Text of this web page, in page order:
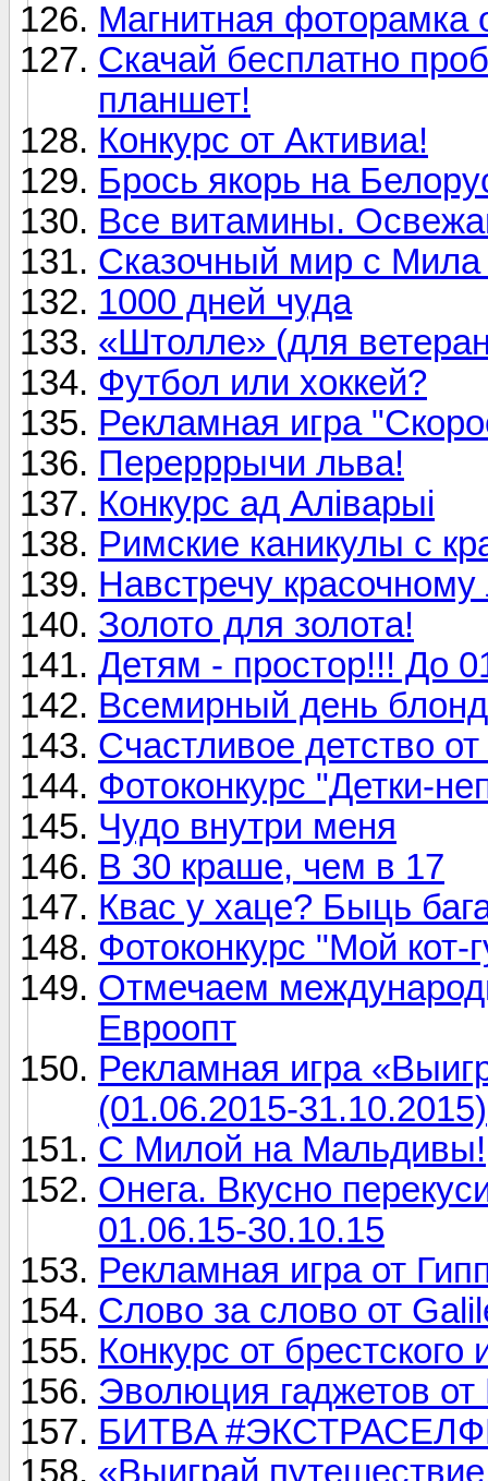
Магнитная фоторамка
Скачай бесплатно
планшет!
Конкурс от Активиа!
Брось якорь на
Все витамины.
Сказочный мир с
1000 дней чуда
«Штолле» (для
Футбол или хоккей?
Рекламная игра
Перерррычи льва!
Конкурс ад Алiварыi
Римские каникулы с
Навстречу красочному
Золото для золота!
Детям - простор!!! До
Всемирный день
Счастливое детство
Фотоконкурс "Детки-
Чудо внутри меня
В 30 краше, чем в 17
Квас у хаце? Быць
Фотоконкурс "Мой кот-
Отмечаем
Евроопт
Рекламная игра
(01.06.2015-31.10.2015)
С Милой на Мальдивы!
Онега. Вкусно
01.06.15-30.10.15
Рекламная игра от
Слово за слово от
Конкурс от
Эволюция гаджетов от
БИТВA
«Выиграй